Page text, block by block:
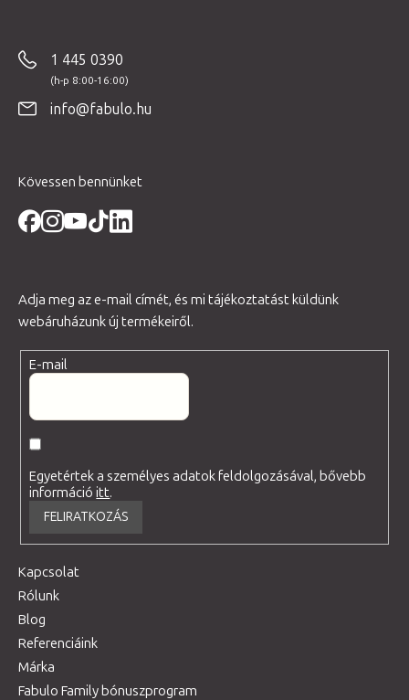
1 445 0390
info@fabulo.hu
Kövessen bennünket
Adja meg az e-mail címét, és mi tájékoztatást küldünk
webáruházunk új termékeiről.
E-mail
Egyetértek a személyes adatok feldolgozásával, bővebb
információitt.
FELIRATKOZÁS
Kapcsolat
Rólunk
Blog
Referenciáink
Márka
Fabulo Family bónuszprogram